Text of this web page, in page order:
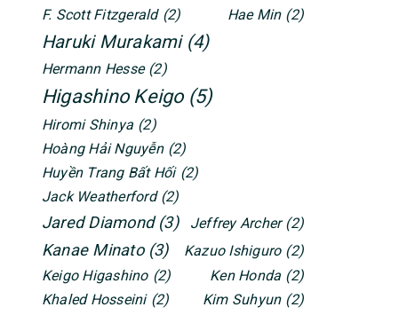
F. Scott Fitzgerald (2) Hae Min (2)
Haruki Murakami (4)
Hermann Hesse (2)
Higashino Keigo (5)
Hiromi Shinya (2)
Hoàng Hải Nguyễn (2)
Huyền Trang Bất Hối (2)
Jack Weatherford (2)
Jared Diamond (3) Jeffrey Archer (2)
Kanae Minato (3) Kazuo Ishiguro (2)
Keigo Higashino (2) Ken Honda (2)
Khaled Hosseini (2) Kim Suhyun (2)